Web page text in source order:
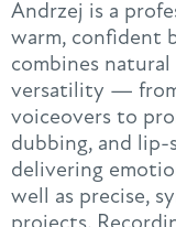
Andrzej is a
warm, confident
combines
versatility —
voiceovers to
dubbing, and lip-
delivering
well as precise,